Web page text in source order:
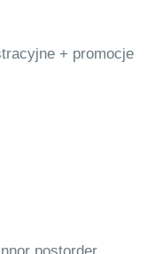
+ promocje